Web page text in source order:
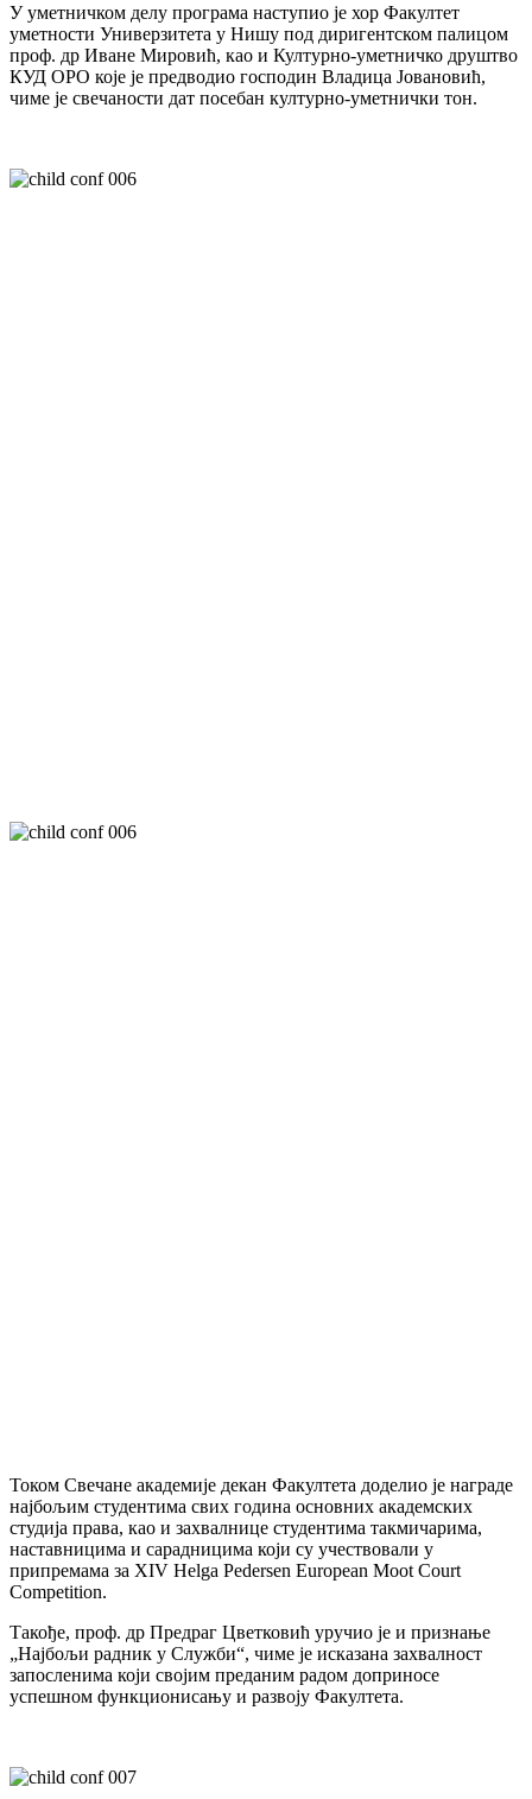
У уметничком делу програма наступио је хор Факултет
уметности Универзитета у Нишу под диригентском палицом
проф. др Иване Мировић, као и Културно-уметничко друштво
КУД ОРО које је предводио господин Владица Јовановић,
чиме је свечаности дат посебан културно-уметнички тон.
Током Свечане академије декан Факултета доделио је награде
најбољим студентима свих година основних академских
студија права, као и захвалнице студентима такмичарима,
наставницима и сарадницима који су учествовали у
припремама за XIV Helga Pedersen European Moot Court
Competition.
Такође, проф. др Предраг Цветковић уручио је и признање
„Најбољи радник у Служби“, чиме је исказана захвалност
запосленима који својим преданим радом доприносе
успешном функционисању и развоју Факултета.